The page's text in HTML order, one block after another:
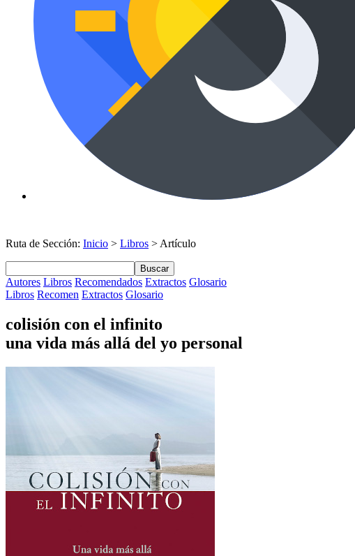
Ruta de Sección: Inicio > Libros > Artículo
Buscar
Autores Libros Recomendados Extractos Glosario
Libros Recomen Extractos Glosario
colisión con el infinito
una vida más allá del yo personal